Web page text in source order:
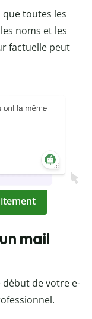
que toutes les
noms et les
factuelle peut
mail
de votre e-